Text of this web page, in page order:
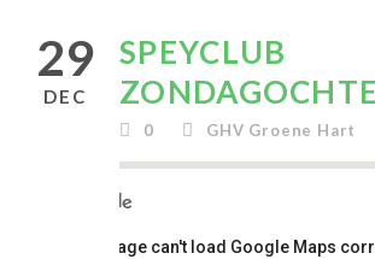
29
DEC
SPEYCLUB
0 GHV Groene Hart
De
This page can't load Google Maps